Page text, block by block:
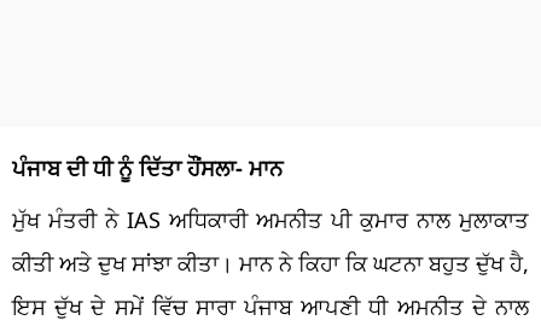
ਪੰਜਾਬ ਦੀ ਧੀ ਨੂੰ ਦਿੱਤਾ ਹੌਂਸਲਾ- ਮਾਨ
ਮੁੱਖ ਮੰਤਰੀ ਨੇ IAS ਅਧਿਕਾਰੀ ਅਮਨੀਤ ਪੀ ਕੁਮਾਰ ਨਾਲ ਮੁਲਾਕਾਤ
ਕੀਤੀ ਅਤੇ ਦੁਖ ਸਾਂਝਾ ਕੀਤਾ। ਮਾਨ ਨੇ ਕਿਹਾ ਕਿ ਘਟਨਾ ਬਹੁਤ ਦੁੱਖ ਹੈ,
ਇਸ ਦੁੱਖ ਦੇ ਸਮੇਂ ਵਿੱਚ ਸਾਰਾ ਪੰਜਾਬ ਆਪਣੀ ਧੀ ਅਮਨੀਤ ਦੇ ਨਾਲ